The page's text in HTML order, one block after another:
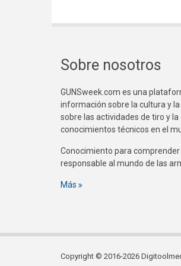
Sobre nosotros
GUNSweek.com es una
información sobre la cultura y
sobre las actividades de tiro y
conocimientos técnicos en el
Conocimiento para
responsable al mundo de las
Más
Copyright © 2016-2026